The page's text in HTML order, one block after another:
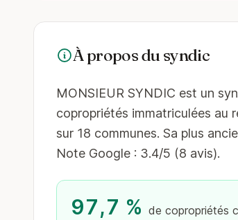
À propos du syndic
MONSIEUR SYNDIC est un
copropriétés immatriculées au
sur 18 communes. Sa plus
Note Google : 3.4/5 (8 avis).
97,7 % de copropriétés